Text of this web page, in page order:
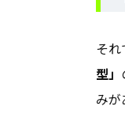
そ
型」
みが